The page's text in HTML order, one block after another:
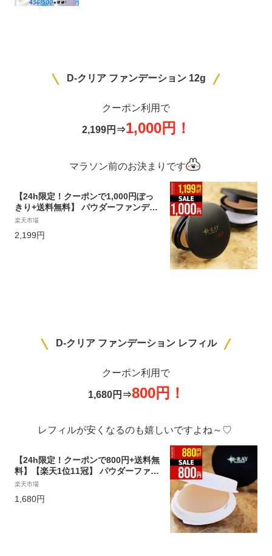
D-クリア ファンデーション 12g
クーポン利用で
2,199円⇒1,000円！
マラソン前のお決まりです
【24h限定！クーポンで1,000円ぽっ
きり+送料無料】 パウダーファンデー
ション カバー力 韓国コスメ マスク
【D-クリア ファンデーション 12g】
ミネラル プチプラ ファンデ 毛穴 崩れ
楽天市場
2,199円
D-クリア ファンデーション レフィル
クーポン利用で
1,680円⇒800円！
レフィルが安くなるのも嬉しいですよね～♡
【24h限定！クーポンで800円+送料無
料】【楽天1位11冠】 パウダーファン
デーション カバー力 韓国 コスメ ミネ
ラル 【D-クリア ファンデーション レ
フィル 】プチプラ ファンデ 毛穴 崩れ
楽天市場
1,680円